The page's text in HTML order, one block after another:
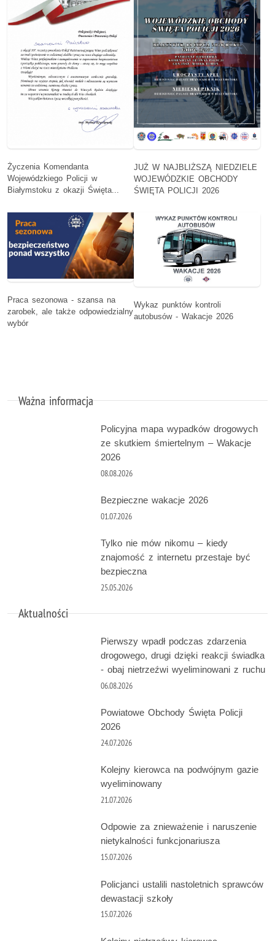
Życzenia Komendanta
Wojewódzkiego Policji w
Białymstoku z okazji Święta...
JUŻ W NAJBLIŻSZĄ NIEDZIELE
WOJEWÓDZKIE OBCHODY
ŚWIĘTA POLICJI 2026
Praca sezonowa - szansa na
zarobek, ale także odpowiedzialny
wybór
Wykaz punktów kontroli
autobusów - Wakacje 2026
Ważna informacja
Policyjna mapa wypadków drogowych
ze skutkiem śmiertelnym – Wakacje
2026
08.08.2026
Bezpieczne wakacje 2026
01.07.2026
Tylko nie mów nikomu – kiedy
znajomość z internetu przestaje być
bezpieczna
25.05.2026
Aktualności
Pierwszy wpadł podczas zdarzenia
drogowego, drugi dzięki reakcji świadka
- obaj nietrzeźwi wyeliminowani z ruchu
06.08.2026
Powiatowe Obchody Święta Policji
2026
24.07.2026
Kolejny kierowca na podwójnym gazie
wyeliminowany
21.07.2026
Odpowie za znieważenie i naruszenie
nietykalności funkcjonariusza
15.07.2026
Policjanci ustalili nastoletnich sprawców
dewastacji szkoły
15.07.2026